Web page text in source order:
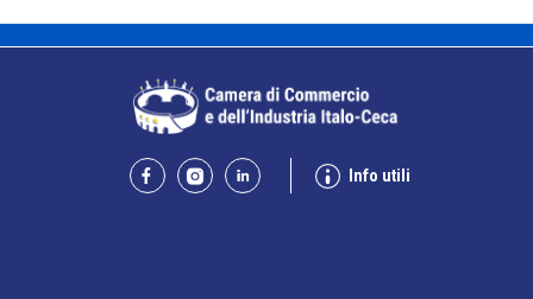
Info utili